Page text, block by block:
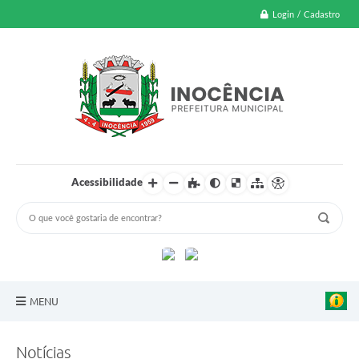
Login / Cadastro
Acessibilidade
MENU
Notícias